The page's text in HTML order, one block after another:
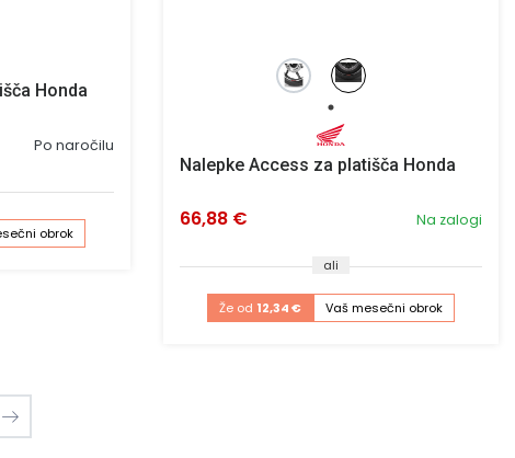
Honda
Po naročilu
obrok
Nalepke Access za platišča Honda
Na zalogi
66,88 €
ali
Že od 12,34 € Vaš mesečni obrok